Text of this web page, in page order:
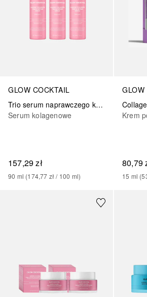
GLOW COCKTAIL
Trio serum naprawczego kolagenu
Serum kolagenowe
157,29 zł
90 ml (174,77 zł / 100 ml)
GLOW
Krem
80,79
15 ml (